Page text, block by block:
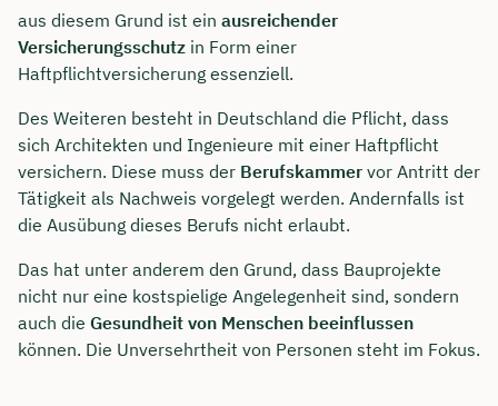
aus diesem Grund ist ein ausreichender
Versicherungsschutz in Form einer
Haftpflichtversicherung essenziell.
Des Weiteren besteht in Deutschland die Pflicht, dass
sich Architekten und Ingenieure mit einer Haftpflicht
versichern. Diese muss der Berufskammer vor Antritt der
Tätigkeit als Nachweis vorgelegt werden. Andernfalls ist
die Ausübung dieses Berufs nicht erlaubt.
Das hat unter anderem den Grund, dass Bauprojekte
nicht nur eine kostspielige Angelegenheit sind, sondern
auch die Gesundheit von Menschen beeinflussen
können. Die Unversehrtheit von Personen steht im Fokus.